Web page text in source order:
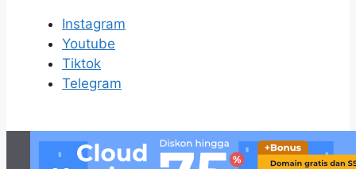
Instagram
Youtube
Tiktok
Telegram